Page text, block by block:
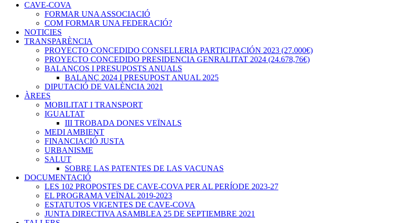
CAVE-COVA
FORMAR UNA ASSOCIACIÓ
COM FORMAR UNA FEDERACIÓ?
NOTICIES
TRANSPARÈNCIA
PROYECTO CONCEDIDO CONSELLERIA PARTICIPACIÓN 2023 (27.000€)
PROYECTO CONCEDIDO PRESIDENCIA GENRALITAT 2024 (24.678,76€)
BALANÇOS I PRESUPOSTS ANUALS
BALANÇ 2024 I PRESUPOST ANUAL 2025
DIPUTACIÓ DE VALÈNCIA 2021
ÀREES
MOBILITAT I TRANSPORT
IGUALTAT
III TROBADA DONES VEÏNALS
MEDI AMBIENT
FINANCIACIÓ JUSTA
URBANISME
SALUT
SOBRE LAS PATENTES DE LAS VACUNAS
DOCUMENTACIÓ
LES 102 PROPOSTES DE CAVE-COVA PER AL PERÍODE 2023-27
EL PROGRAMA VEÏNAL 2019-2023
ESTATUTOS VIGENTES DE CAVE-COVA
JUNTA DIRECTIVA ASAMBLEA 25 DE SEPTIEMBRE 2021